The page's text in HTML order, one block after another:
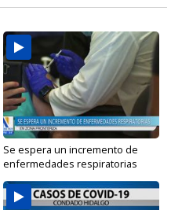
Se espera un incremento de
enfermedades respiratorias